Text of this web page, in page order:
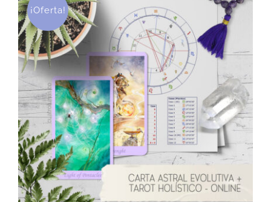
ARTÍCULOS
ACERCA
CONTACTO
Carrito
¡Oferta!